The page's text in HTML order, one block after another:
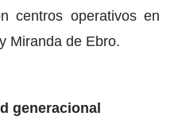
centros operativos en
Miranda de Ebro.
generacional